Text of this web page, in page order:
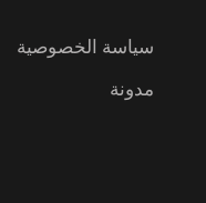
سياسة الخصوصية
مدونة